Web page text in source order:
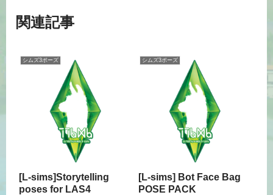
関連記事
シムズ3ポーズ
[L-sims]Storytelling
poses for LAS4
シムズ3ポーズ
[L-sims] Bot Face Bag
POSE PACK